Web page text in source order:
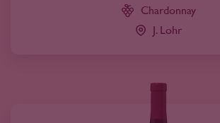
Chardonnay
J. Lohr